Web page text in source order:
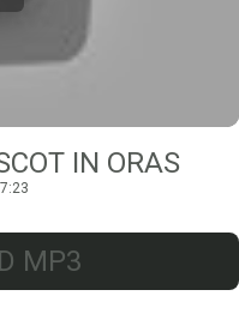
IN ORAS
MP3